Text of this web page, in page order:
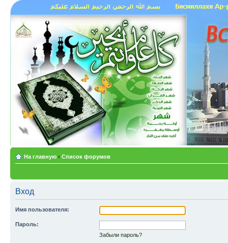
На главную ‹ Список форумов
Вход
Имя пользователя:
Пароль:
Забыли пароль?